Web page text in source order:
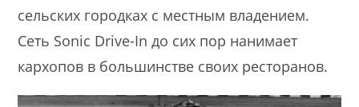
сельских городках с местным владением.
Сеть Sonic Drive-In до сих пор нанимает
кархопов в большинстве своих ресторанов.